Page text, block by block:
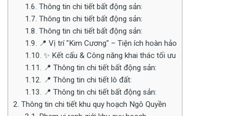
1.6. Thông tin chi tiết bất động sản:
1.7. Thông tin chi tiết bất động sản:
1.8. Thông tin chi tiết bất động sản:
1.9. 📍 Vị trí "Kim Cương" – Tiện ích hoàn hảo
1.10. ✨ Kết cấu & Công năng khai thác tối ưu
1.11. 📍 Thông tin chi tiết bất động sản:
1.12. 📍 Thông tin chi tiết lô đất:
1.13. 📍 Thông tin chi tiết bất động sản:
2. Thông tin chi tiết khu quy hoạch Ngô Quyền